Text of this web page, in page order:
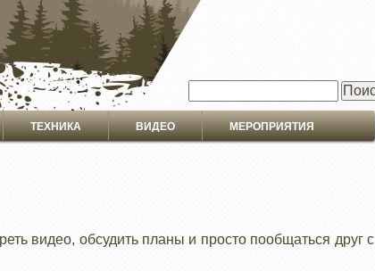
ТЕХНИКА ВИДЕО МЕРОПРИЯТИЯ
видео, обсудить планы и просто пообщаться друг с